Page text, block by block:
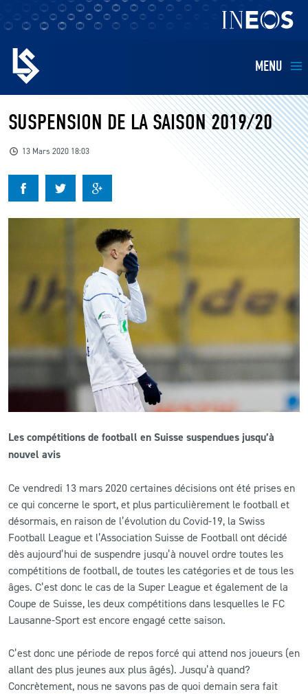
MENU
EQUIPES
BILLETTERIE
FANS
RESTAURATION
CLUB
ACTUALITÉS
LS E-SHOP
LS ACADEMY CAMPS
MATCH DES CELEBRITES
PRESSE ET MEDIAS
SUSPENSION DE LA SAISON 2019/20
13 Mars 2020 18:03
Les compétitions de football en Suisse suspendues jusqu’à
nouvel avis
Ce vendredi 13 mars 2020 certaines décisions ont été prises en
ce qui concerne le sport, et plus particulièrement le football et
désormais, en raison de l’évolution du Covid-19, la Swiss
Football League et l’Association Suisse de Football ont décidé
dès aujourd’hui de suspendre jusqu’à nouvel ordre toutes les
compétitions de football, de toutes les catégories et de tous les
âges. C’est donc le cas de la Super League et également de la
Coupe de Suisse, les deux compétitions dans lesquelles le FC
Lausanne-Sport est encore engagé cette saison.
C’est donc une période de repos forcé qui attend nos joueurs (en
allant des plus jeunes aux plus âgés). Jusqu’à quand?
Concrètement, nous ne savons pas de quoi demain sera fait